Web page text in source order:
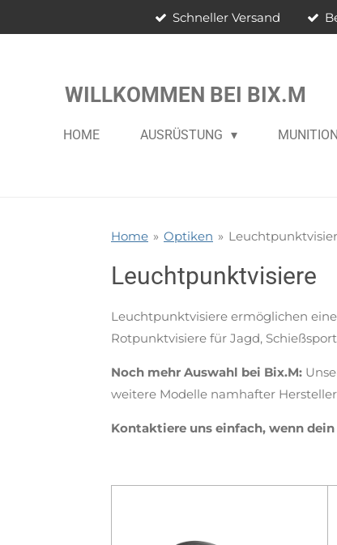
Schneller Versand
WILLKOMMEN BEI BIX.M
HOME AUSRÜSTUNG MUNITION
Home » Optiken »
Leuchtpunktvisiere
Leuchtpunktvisiere ermöglichen
Rotpunktvisiere für Jagd,
Noch mehr Auswahl bei Bix.M:
weitere Modelle namhafter
Kontaktiere uns einfach, wenn